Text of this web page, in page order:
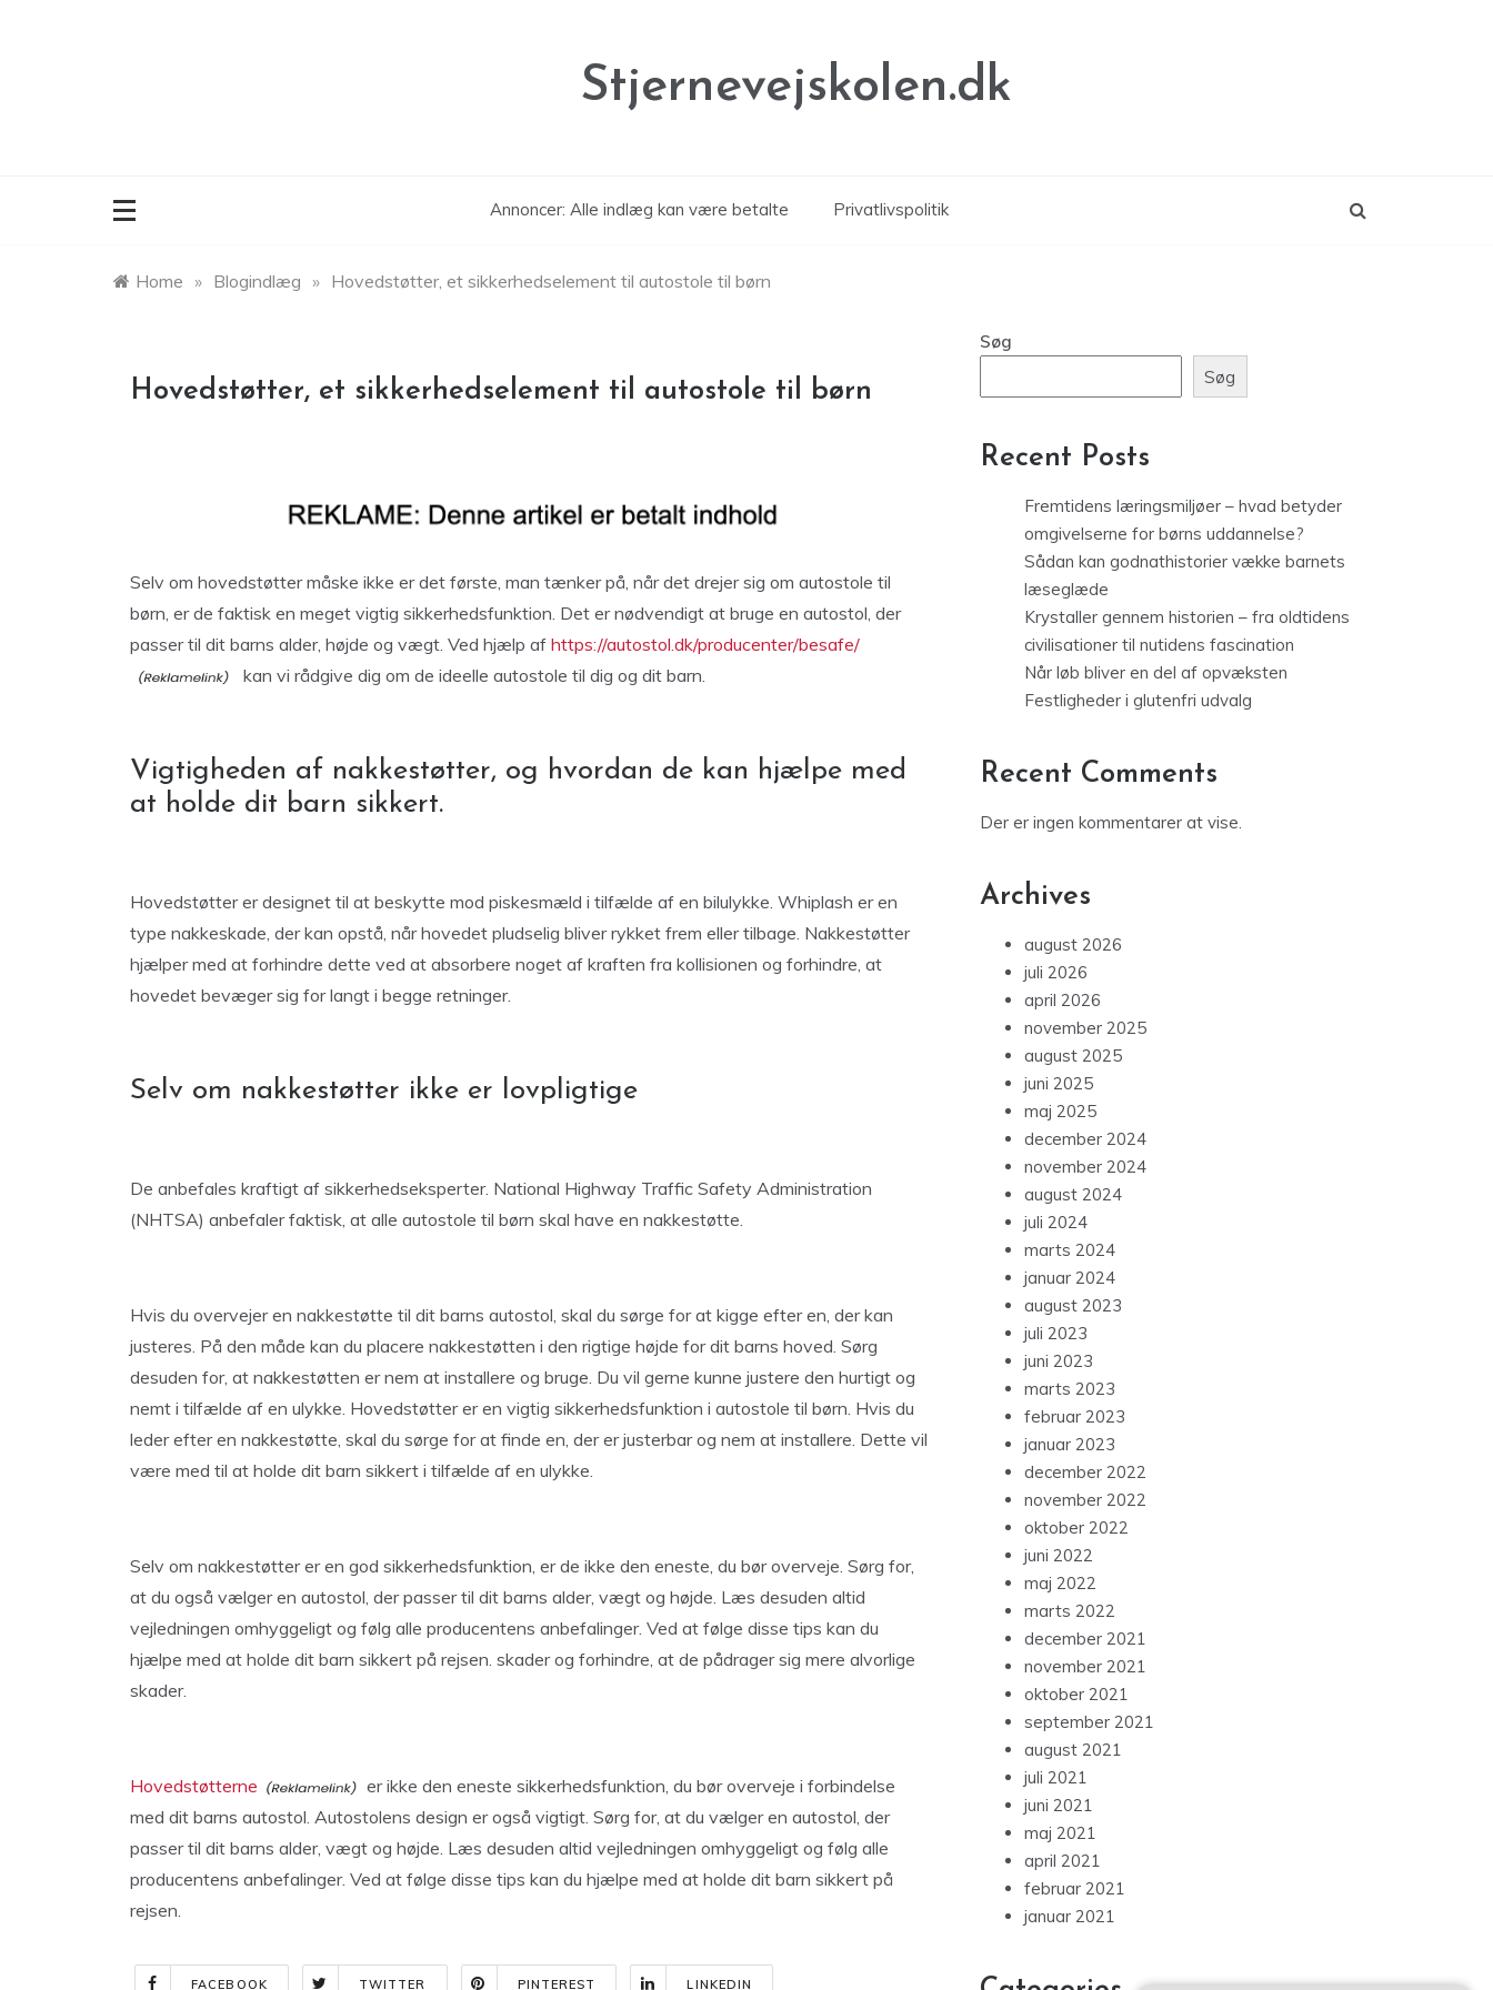
Stjernevejskolen.dk
Annoncer: Alle indlæg kan være betalte Privatlivspolitik
Home » Blogindlæg » Hovedstøtter, et sikkerhedselement til autostole til børn
Hovedstøtter, et sikkerhedselement til autostole til børn
Selv om hovedstøtter måske ikke er det første, man tænker på, når det drejer sig om autostole til
børn, er de faktisk en meget vigtig sikkerhedsfunktion. Det er nødvendigt at bruge en autostol, der
passer til dit barns alder, højde og vægt. Ved hjælp af https://autostol.dk/producenter/besafe/
kan vi rådgive dig om de ideelle autostole til dig og dit barn.
Vigtigheden af nakkestøtter, og hvordan de kan hjælpe med
at holde dit barn sikkert.
Hovedstøtter er designet til at beskytte mod piskesmæld i tilfælde af en bilulykke. Whiplash er en
type nakkeskade, der kan opstå, når hovedet pludselig bliver rykket frem eller tilbage. Nakkestøtter
hjælper med at forhindre dette ved at absorbere noget af kraften fra kollisionen og forhindre, at
hovedet bevæger sig for langt i begge retninger.
Selv om nakkestøtter ikke er lovpligtige
De anbefales kraftigt af sikkerhedseksperter. National Highway Traffic Safety Administration
(NHTSA) anbefaler faktisk, at alle autostole til børn skal have en nakkestøtte.
Hvis du overvejer en nakkestøtte til dit barns autostol, skal du sørge for at kigge efter en, der kan
justeres. På den måde kan du placere nakkestøtten i den rigtige højde for dit barns hoved. Sørg
desuden for, at nakkestøtten er nem at installere og bruge. Du vil gerne kunne justere den hurtigt og
nemt i tilfælde af en ulykke. Hovedstøtter er en vigtig sikkerhedsfunktion i autostole til børn. Hvis du
leder efter en nakkestøtte, skal du sørge for at finde en, der er justerbar og nem at installere. Dette vil
være med til at holde dit barn sikkert i tilfælde af en ulykke.
Selv om nakkestøtter er en god sikkerhedsfunktion, er de ikke den eneste, du bør overveje. Sørg for,
at du også vælger en autostol, der passer til dit barns alder, vægt og højde. Læs desuden altid
vejledningen omhyggeligt og følg alle producentens anbefalinger. Ved at følge disse tips kan du
hjælpe med at holde dit barn sikkert på rejsen. skader og forhindre, at de pådrager sig mere alvorlige
skader.
Hovedstøtterne
er ikke den eneste sikkerhedsfunktion, du bør overveje i forbindelse
med dit barns autostol. Autostolens design er også vigtigt. Sørg for, at du vælger en autostol, der
passer til dit barns alder, vægt og højde. Læs desuden altid vejledningen omhyggeligt og følg alle
producentens anbefalinger. Ved at følge disse tips kan du hjælpe med at holde dit barn sikkert på
rejsen.
FACEBOOK TWITTER PINTEREST LINKEDIN
Søg
Søg
Recent Posts
Fremtidens læringsmiljøer – hvad betyder
omgivelserne for børns uddannelse?
Sådan kan godnathistorier vække barnets
læseglæde
Krystaller gennem historien – fra oldtidens
civilisationer til nutidens fascination
Når løb bliver en del af opvæksten
Festligheder i glutenfri udvalg
Recent Comments
Der er ingen kommentarer at vise.
Archives
august 2026
juli 2026
april 2026
november 2025
august 2025
juni 2025
maj 2025
december 2024
november 2024
august 2024
juli 2024
marts 2024
januar 2024
august 2023
juli 2023
juni 2023
marts 2023
februar 2023
januar 2023
december 2022
november 2022
oktober 2022
juni 2022
maj 2022
marts 2022
december 2021
november 2021
oktober 2021
september 2021
august 2021
juli 2021
juni 2021
maj 2021
april 2021
februar 2021
januar 2021